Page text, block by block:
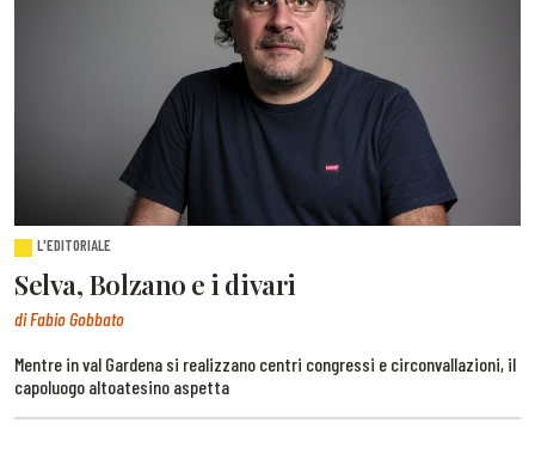
L'EDITORIALE
Selva, Bolzano e i divari
di Fabio Gobbato
Mentre in val Gardena si realizzano centri congressi e circonvallazioni, il
capoluogo altoatesino aspetta